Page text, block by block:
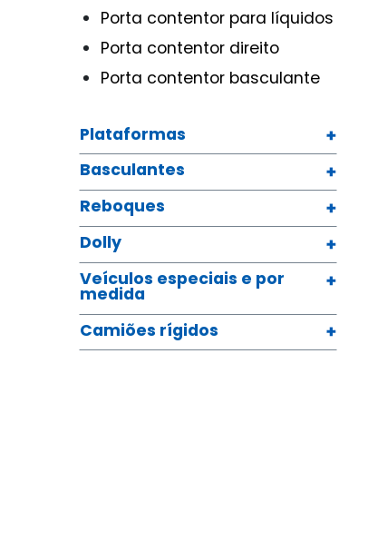
Porta contentor para líquidos
Porta contentor direito
Porta contentor basculante
Plataformas
Basculantes
Reboques
Dolly
Veículos especiais e por
medida
Camiões rígidos